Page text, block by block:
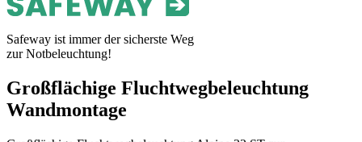
Safeway ist immer der sicherste Weg
zur Notbeleuchtung!
Großflächige Fluchtwegbeleuchtung
Wandmontage